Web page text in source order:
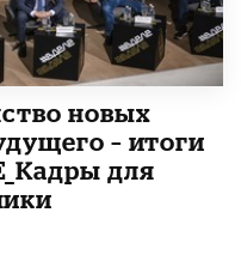
новых
– итоги
для